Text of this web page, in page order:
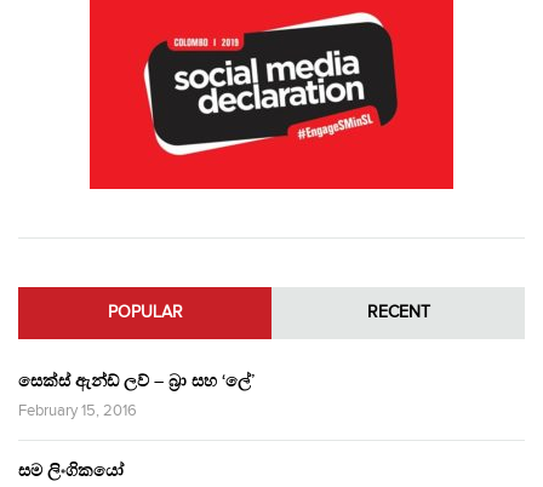
POPULAR RECENT
සෙක්ස් ඇන්ඩ් ලව් – බ්‍රා සහ ‘ලේ’
February 15, 2016
සම ලිංගිකයෝ